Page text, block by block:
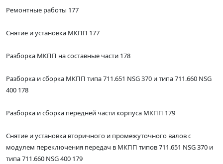
Ремонтные работы 177
Снятие и установка МКПП 177
Разборка МКПП на составные части 178
Разборка и сборка МКПП типа 711.651 NSG 370 и типа 711.660 NSG
400 178
Разборка и сборка передней части корпуса МКПП 179
Снятие и установка вторичного и промежуточного валов с
модулем переключения передач в МКПП типов 711.651 NSG 370 и
типа 711.660 NSG 400 179